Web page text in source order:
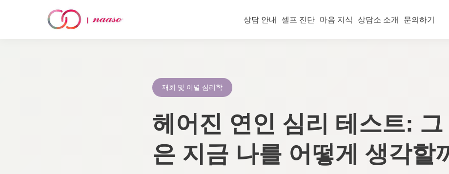
상담 안내 셀프 진단 마음 지식 상담소 소개 문의하기
재회 및 이별 심리학
헤어진 연인 심리 테스트: 그
은 지금 나를 어떻게 생각할